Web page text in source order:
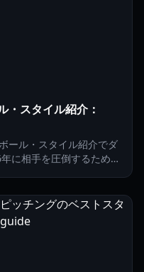
・スタイル紹介：
ール・スタイル紹介でダ
に相手を圧倒するための